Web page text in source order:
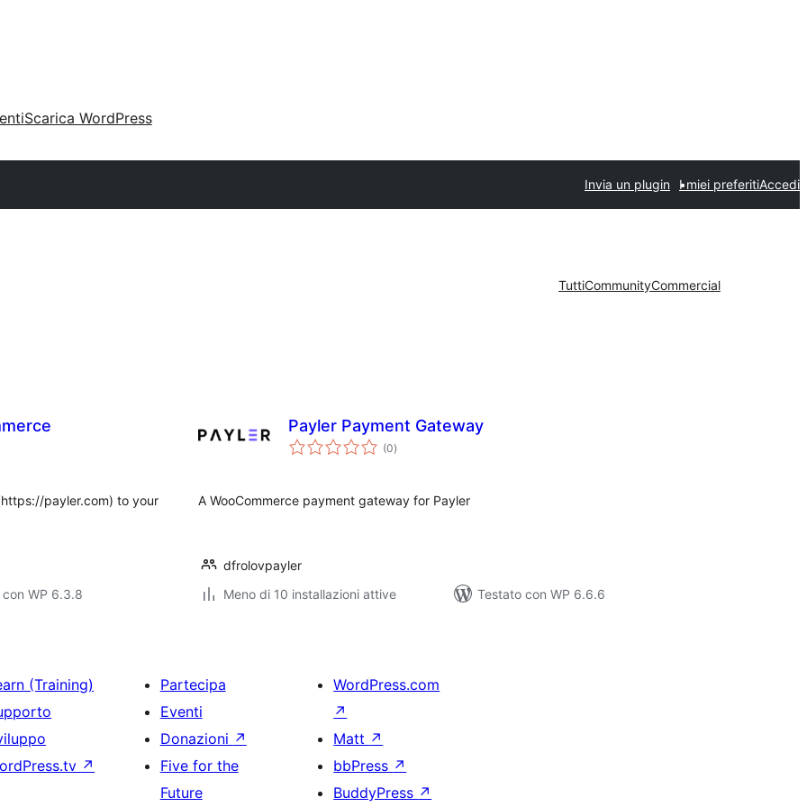
Scarica WordPress
Invia un plugin I miei preferitiAccedi
TuttiCommunityCommercial
payler.com) to your
WP 6.3.8
Payler Payment Gateway
(0valutazioni
totali
)
A WooCommerce payment gateway for Payler
dfrolovpayler
Meno di 10 installazioni attive
Testato con WP 6.6.6
(Training)
↗
Partecipa
Eventi
Donazioni ↗
Five for the
Future
WordPress.com
↗
Matt ↗
bbPress ↗
BuddyPress ↗